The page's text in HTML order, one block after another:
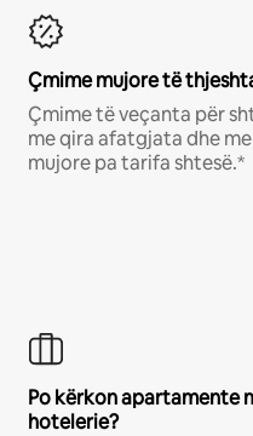
Çmime mujore të
Çmime të veçanta për
me qira afatgjata dhe
mujore pa tarifa shtesë.*
Po kërkon apartamente
hotelerie?